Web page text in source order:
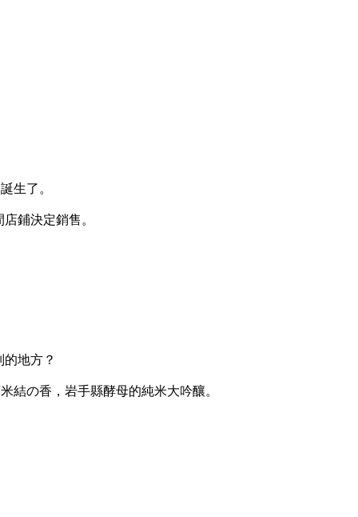
生了。
鋪決定銷售。
地方？
結の香，岩手縣酵母的純米大吟釀。